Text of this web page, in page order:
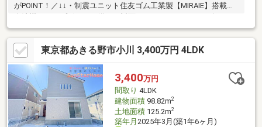
がPOINT！／↓↓・制震ユニット住友ゴム工業製【MIRAIE】搭載・
は暖房乾燥機付・リビングカウンターや折り上げ天井仕様・リビ
ングにTES床暖房完備・小屋裏収納庫付き・ウォークインクロー
ゼット2ヶ所・シューズインクローク【ACCESS】・JR青梅線・八
高線・五日市線・西武拝島線「拝島」駅…徒歩約11分・市立拝島
第三小学校…徒歩約4分・市立拝島中学校徒歩約…徒歩約13分・
TAIRAYA拝島店…徒歩約10分・ローソン昭島緑町五丁目店…徒歩約
4分
東京都あきる野市小川 3,400万円 4LDK
3,400万円
間取り 4LDK
建物面積98.82m2
土地面積125.2m2
築年月 2025年3月(築1年6ヶ月)